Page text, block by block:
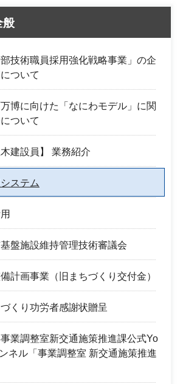
般
部技術職員採用強化戦略事業」の企
ついて
博に向けた「なにわモデル」に関
ついて
建設員】 業務紹介
ステム
盤施設維持管理技術審議会
計画事業（旧まちづくり交付金）
くり功労者感謝状贈呈
業調整室新交通施策推進課公式Yo
ネル「事業調整室 新交通施策推進